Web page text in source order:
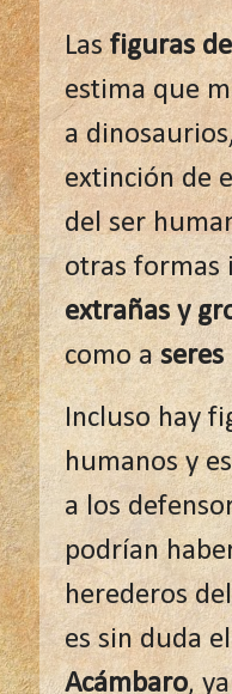
Lasfiguras
estima que
a
extinción de
del ser
otras formas
extrañas y
como a
Incluso hay
humanos y
a los
podrían
herederos
es sin duda
Acámbaro,